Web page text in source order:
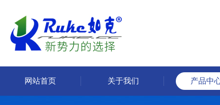
网站首页 关于我们 产品中